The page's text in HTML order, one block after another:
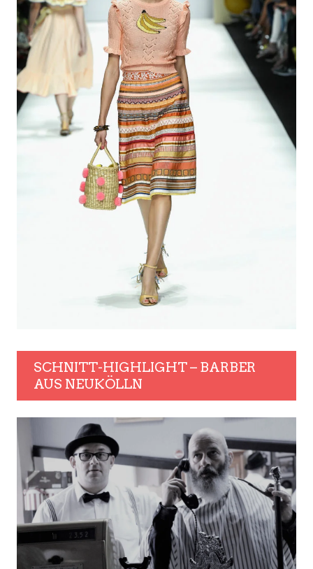
SCHNITT-HIGHLIGHT – BARBER
AUS NEUKÖLLN